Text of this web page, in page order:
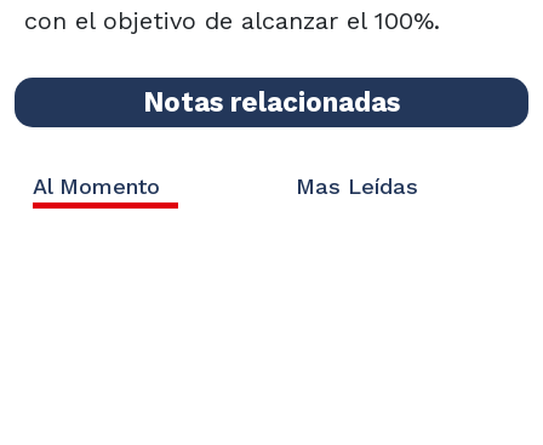
con el objetivo de alcanzar el 100%.
Notas relacionadas
Al Momento Mas Leídas